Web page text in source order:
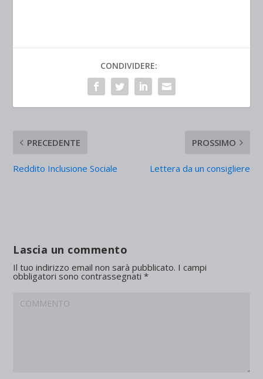
CONDIVIDERE:
PRECEDENTE
Reddito Inclusione Sociale
PROSSIMO
Lettera da un consigliere
Lascia un commento
Il tuo indirizzo email non sarà pubblicato. I campi
obbligatori sono contrassegnati*